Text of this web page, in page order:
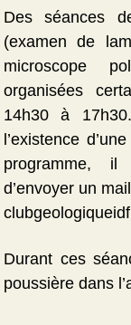
Des séances
(examen de
microscope
organisées
14h30 à
l’existence
programme, il
d’envoyer un
Durant ces
poussière dans